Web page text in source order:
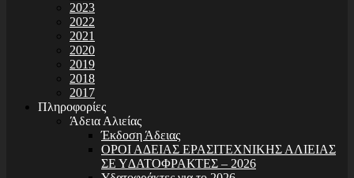
2023
2022
2021
2020
2019
2018
2017
Πληροφορίες
Άδεια Αλιείας
Έκδοση Άδειας
ΟΡΟΙ Α∆ΕΙΑΣ ΕΡΑΣΙΤΕΧΝΙΚΗΣ ΑΛΙΕΙΑΣ
ΣΕ Υ∆ΑΤΟΦΡΑΚΤΕΣ – 2026